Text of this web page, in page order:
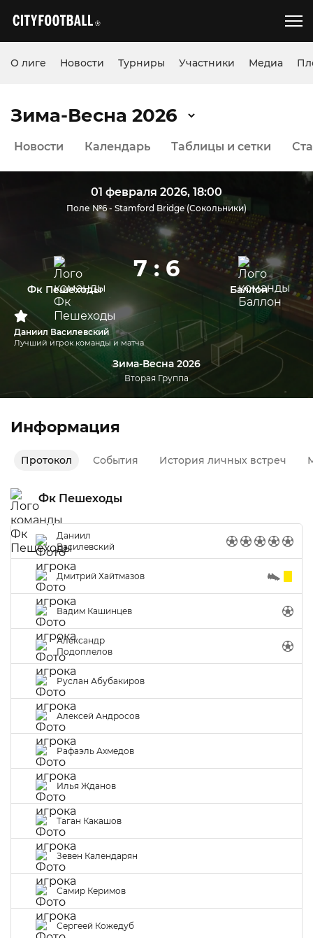
О лиге Новости Турниры Участники Медиа
Зима-Весна 2026
Новости Календарь Таблицы и сетки
01 февраля 2026, 18:00
Поле №6 - Stamford Bridge (Сокольники)
Фк Пешеходы
7 : 6
Баллон
Даниил Василевский
Лучший игрок команды и матча
Зима-Весна 2026
Вторая Группа
Информация
Протокол События История личных встреч
Фк Пешеходы
Даниил
Василевский
Дмитрий Хайтмазов
Вадим Кашинцев
Александр
Подоплелов
Руслан Абубакиров
Алексей Андросов
Рафаэль Ахмедов
Илья Жданов
Таган Какашов
Зевен Календарян
Самир Керимов
Сергеей Кожедуб